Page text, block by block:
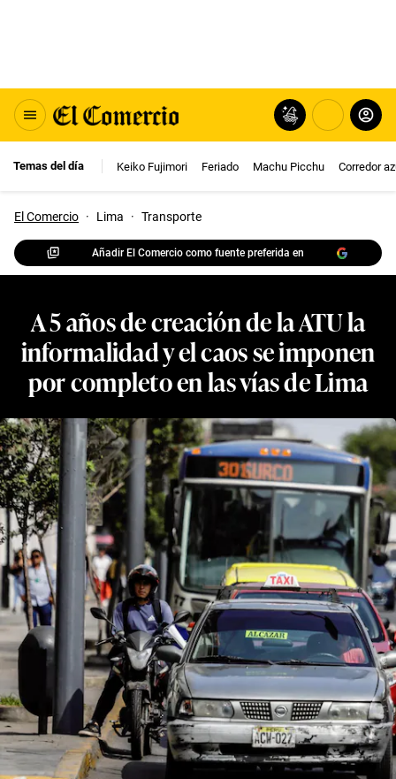
Temas del día Keiko Fujimori Feriado Machu Picchu Corredor
El Comercio · Lima · Transporte
Añadir El Comercio como fuente preferida en
A 5 años de creación de la ATU la
informalidad y el caos se imponen
por completo en las vías de Lima